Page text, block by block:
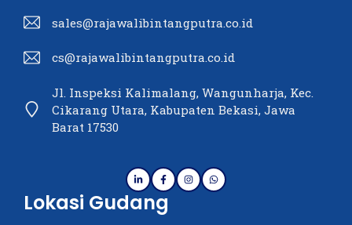
sales@rajawalibintangputra.co.id
cs@rajawalibintangputra.co.id
Jl. Inspeksi Kalimalang, Wangunharja, Kec.
Cikarang Utara, Kabupaten Bekasi, Jawa
Barat 17530
Lokasi Gudang